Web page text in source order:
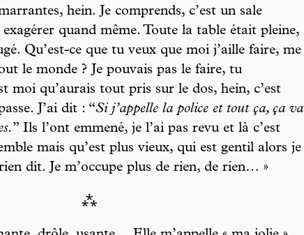
hein. Je comprends, c’est un sale
quand même. Toute la table était pleine,
Qu’est-ce que tu veux que moi j’aille faire, me
le monde ? Je pouvais pas le faire, tu
moi qu’aurais tout pris sur le dos, hein, c’est
J’ai dit : “Si j’appelle la police et tout ça, ça va
” Ils l’ont emmené, je l’ai pas revu et là c’est
mais qu’est plus vieux, qui est gentil alors je
dit. Je m’occupe plus de rien, de rien… »
⁂